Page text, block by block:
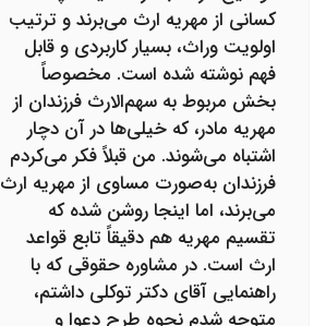
کسانی از مهریه ارث می‌برند و ترتیب
اولویت وراث، بسیار کاربردی و قابل
فهم نوشته شده است. مخصوصاً
بخش مربوط به سهم‌الارث فرزندان از
مهریه مادر، که خیلی‌ها در آن دچار
اشتباه می‌شوند. من قبلاً فکر می‌کردم
فرزندان به‌صورت مساوی از مهریه ارث
می‌برند، اما اینجا روشن شده که
تقسیم مهریه هم دقیقاً تابع قواعد
ارث است. در مشاوره حقوقی که با
راهنمایی آقای دکتر توکلی داشتم،
متوجه شدم نحوه طرح دعوا و